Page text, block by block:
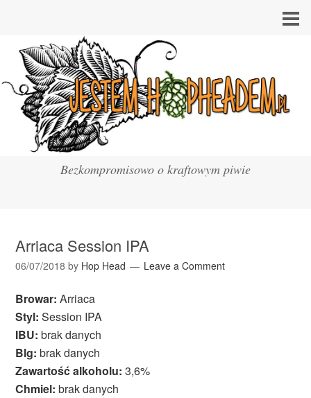
Bezkompromisowo o kraftowym piwie
Arriaca Session IPA
06/07/2018 by Hop Head Leave a Comment
Browar: Arriaca
Styl: Session IPA
IBU: brak danych
Blg: brak danych
Zawartość alkoholu: 3,6%
Chmiel: brak danych